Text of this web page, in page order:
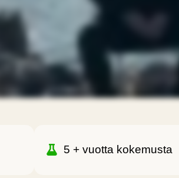
5 + vuotta kokemusta